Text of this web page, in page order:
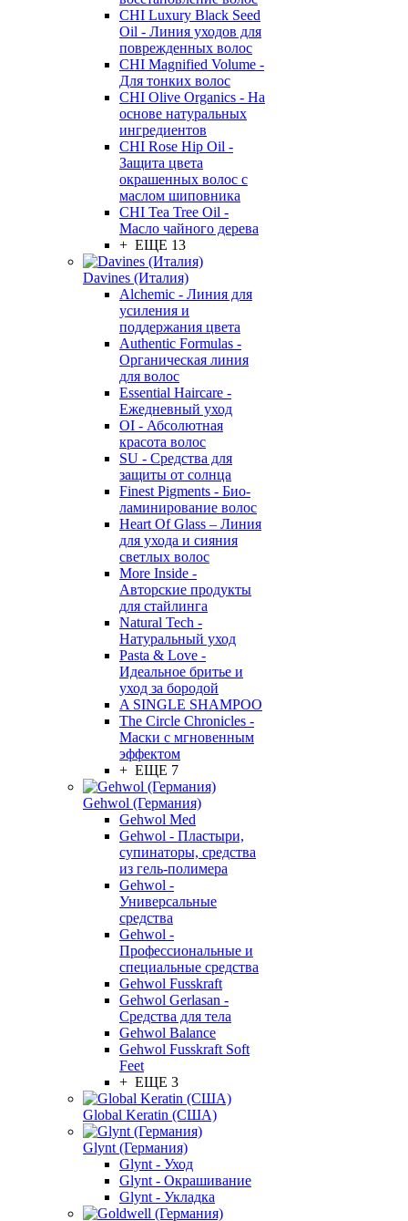
CHI Luxury Black Seed
Oil - Линия уходов для
поврежденных волос
CHI Magnified Volume -
Для тонких волос
CHI Olive Organics - На
основе натуральных
ингредиентов
CHI Rose Hip Oil -
Защита цвета
окрашенных волос с
маслом шиповника
CHI Tea Tree Oil -
Масло чайного дерева
+ ЕЩЕ 13
Davines (Италия)
Alchemic - Линия для
усиления и
поддержания цвета
Authentic Formulas -
Органическая линия
для волос
Essential Haircare -
Eжедневный уход
OI - Абсолютная
красота волос
SU - Средства для
защиты от солнца
Finest Pigments - Био-
ламинирование волос
Heart Of Glass – Линия
для ухода и сияния
светлых волос
More Inside -
Авторские продукты
для стайлинга
Natural Tech -
Натуральный уход
Pasta & Love -
Идеальное бритье и
уход за бородой
A SINGLE SHAMPOO
The Circle Chronicles -
Маски с мгновенным
эффектом
+ ЕЩЕ 7
Gehwol (Германия)
Gehwol Med
Gehwol - Пластыри,
супинаторы, средства
из гель-полимера
Gehwol -
Универсальные
средства
Gehwol -
Профессиональные и
специальные средства
Gehwol Fusskraft
Gehwol Gerlasan -
Средства для тела
Gehwol Balance
Gehwol Fusskraft Soft
Feet
+ ЕЩЕ 3
Global Keratin (США)
Glynt (Германия)
Glynt - Уход
Glynt - Окрашивание
Glynt - Укладка